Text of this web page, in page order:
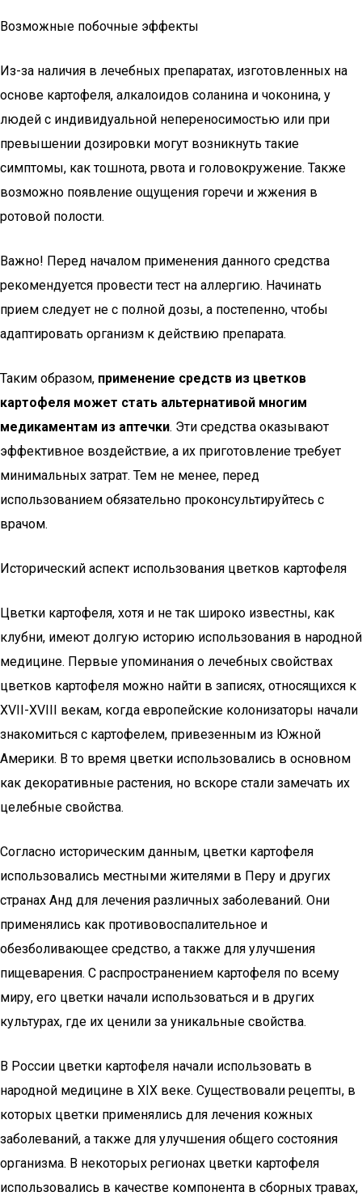
Возможные побочные эффекты
Из-за наличия в лечебных препаратах, изготовленных на
основе картофеля, алкалоидов соланина и чоконина, у
людей с индивидуальной непереносимостью или при
превышении дозировки могут возникнуть такие
симптомы, как тошнота, рвота и головокружение. Также
возможно появление ощущения горечи и жжения в
ротовой полости.
Важно! Перед началом применения данного средства
рекомендуется провести тест на аллергию. Начинать
прием следует не с полной дозы, а постепенно, чтобы
адаптировать организм к действию препарата.
Таким образом, применение средств из цветков
картофеля может стать альтернативой многим
медикаментам из аптечки. Эти средства оказывают
эффективное воздействие, а их приготовление требует
минимальных затрат. Тем не менее, перед
использованием обязательно проконсультируйтесь с
врачом.
Исторический аспект использования цветков картофеля
Цветки картофеля, хотя и не так широко известны, как
клубни, имеют долгую историю использования в народной
медицине. Первые упоминания о лечебных свойствах
цветков картофеля можно найти в записях, относящихся к
XVII-XVIII векам, когда европейские колонизаторы начали
знакомиться с картофелем, привезенным из Южной
Америки. В то время цветки использовались в основном
как декоративные растения, но вскоре стали замечать их
целебные свойства.
Согласно историческим данным, цветки картофеля
использовались местными жителями в Перу и других
странах Анд для лечения различных заболеваний. Они
применялись как противовоспалительное и
обезболивающее средство, а также для улучшения
пищеварения. С распространением картофеля по всему
миру, его цветки начали использоваться и в других
культурах, где их ценили за уникальные свойства.
В России цветки картофеля начали использовать в
народной медицине в XIX веке. Существовали рецепты, в
которых цветки применялись для лечения кожных
заболеваний, а также для улучшения общего состояния
организма. В некоторых регионах цветки картофеля
использовались в качестве компонента в сборных травах,